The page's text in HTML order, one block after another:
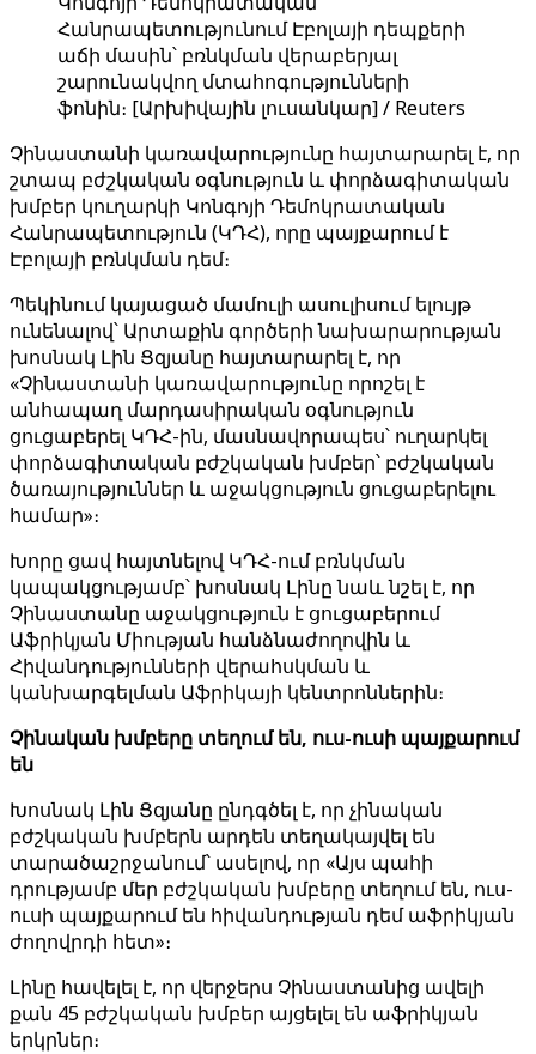
Հանրապետությունում Էբոլայի դեպքերի
աճի մասին՝ բռնկման վերաբերյալ
շարունակվող մտահոգությունների
ֆոնին։ [Արխիվային լուսանկար] / Reuters
Չինաստանի կառավարությունը հայտարարել է, որ
շտապ բժշկական օգնություն և փորձագիտական ​​
խմբեր կուղարկի Կոնգոյի Դեմոկրատական ​​
Հանրապետություն (ԿԴՀ), որը պայքարում է
Էբոլայի բռնկման դեմ։
Պեկինում կայացած մամուլի ասուլիսում ելույթ
ունենալով՝ Արտաքին գործերի նախարարության
խոսնակ Լին Ցզյանը հայտարարել է, որ
«Չինաստանի կառավարությունը որոշել է
անհապաղ մարդասիրական օգնություն
ցուցաբերել ԿԴՀ-ին, մասնավորապես՝ ուղարկել
փորձագիտական ​​բժշկական խմբեր՝ բժշկական
ծառայություններ և աջակցություն ցուցաբերելու
համար»։
Խորը ցավ հայտնելով ԿԴՀ-ում բռնկման
կապակցությամբ՝ խոսնակ Լինը նաև նշել է, որ
Չինաստանը աջակցություն է ցուցաբերում
Աֆրիկյան Միության հանձնաժողովին և
Հիվանդությունների վերահսկման և
կանխարգելման Աֆրիկայի կենտրոններին։
Չինական խմբերը տեղում են, ուս-ուսի պայքարում
են
Խոսնակ Լին Ցզյանը ընդգծել է, որ չինական
բժշկական խմբերն արդեն տեղակայվել են
տարածաշրջանում՝ ասելով, որ «Այս պահի
դրությամբ մեր բժշկական խմբերը տեղում են, ուս-
ուսի պայքարում են հիվանդության դեմ աֆրիկյան
ժողովրդի հետ»։
Լինը հավելել է, որ վերջերս Չինաստանից ավելի
քան 45 բժշկական խմբեր այցելել են աֆրիկյան
երկրներ։